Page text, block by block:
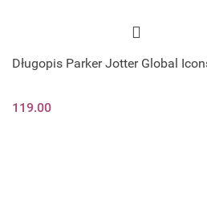
Długopis Parker Jotter Global
119.00